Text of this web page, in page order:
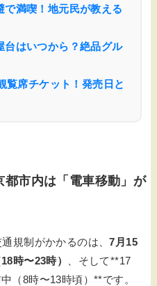
で満喫！地元民が教える
台はいつから？絶品グル
覧席チケット！発売日と
都市内は「電車移動」が
規制がかかるのは、7月15
時〜23時）
、そして**17
（8時〜13時頃）**です。